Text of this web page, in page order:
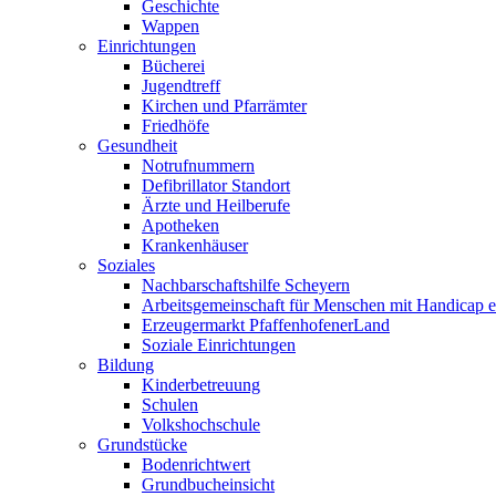
Geschichte
Wappen
Einrichtungen
Bücherei
Jugendtreff
Kirchen und Pfarrämter
Friedhöfe
Gesundheit
Notrufnummern
Defibrillator Standort
Ärzte und Heilberufe
Apotheken
Krankenhäuser
Soziales
Nachbarschaftshilfe Scheyern
Arbeitsgemeinschaft für Menschen mit Handicap
Erzeugermarkt PfaffenhofenerLand
Soziale Einrichtungen
Bildung
Kinderbetreuung
Schulen
Volkshochschule
Grundstücke
Bodenrichtwert
Grundbucheinsicht